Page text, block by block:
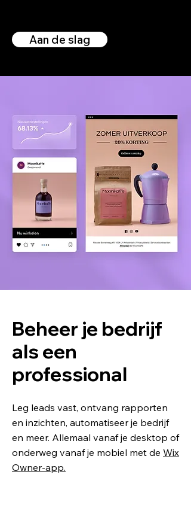
Aan de slag
Beheer je bedrijf
als een
professional
Leg leads vast, ontvang rapporten
en inzichten, automatiseer je bedrijf
en meer. Allemaal vanaf je desktop of
onderweg vanaf je mobiel met de Wix
Owner-app.